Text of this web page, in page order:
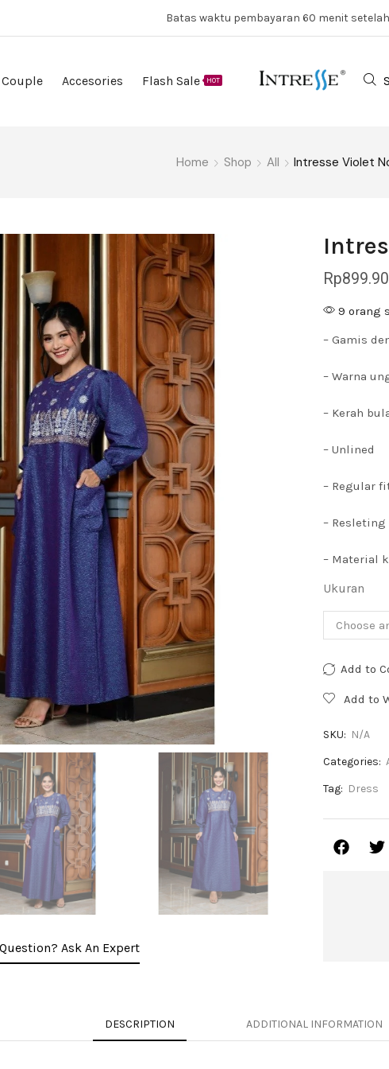
Batas waktu pembayaran 60 menit
Couple Accesories Flash Sale HOT
Home Shop All Intresse Violet
Ask An Expert
Rp
9 orang
– Gamis
– Warna
– Kerah
– Unlined
– Regular
–
– Material
Ukuran
Add to
Add to
SKU: N/A
Categories:
Tag: Dress
DESCRIPTION ADDITIONAL INFORMATION